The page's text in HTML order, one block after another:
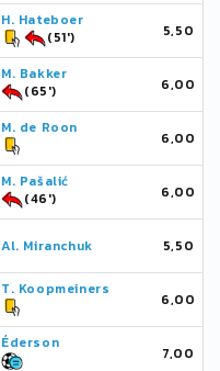
H. Hateboer
(51')
5,50
M. Bakker
(65')
6,00
M. de Roon
6,00
M. Pašalić
(46')
6,00
Al. Miranchuk 5,50
T. Koopmeiners
6,00
Éderson
7,00